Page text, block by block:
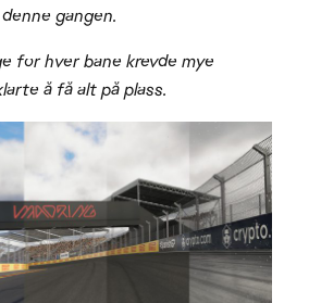
gangen.
for hver bane krevde mye
å få alt på plass.